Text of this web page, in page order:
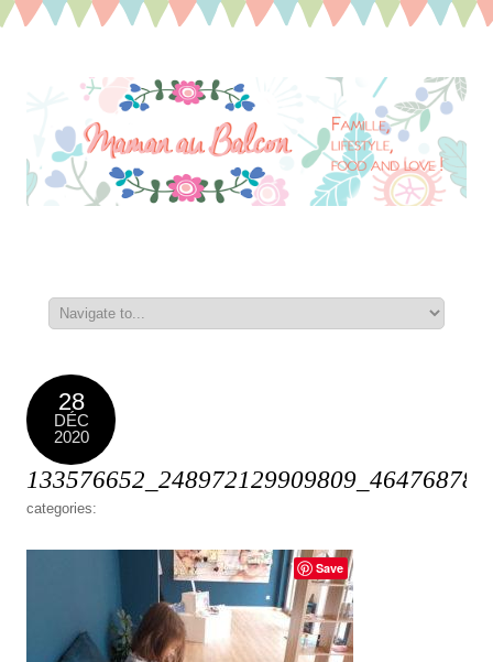
28
DÉC
2020
categories:
Save